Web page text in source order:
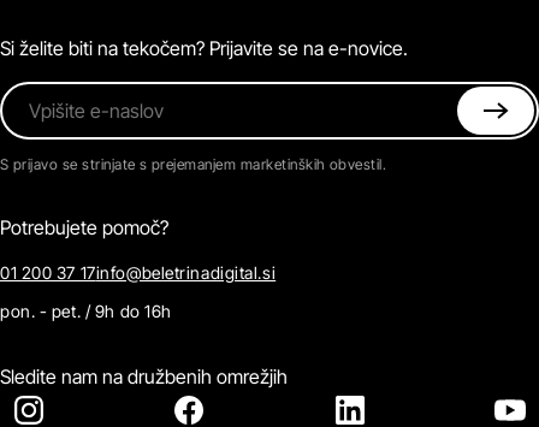
Kontaktirajte nas
Si želite biti na tekočem? Prijavite se na e-novice.
Vpišite e-naslov
S prijavo se strinjate s prejemanjem marketinških obvestil.
Potrebujete pomoč?
01 200 37 17info@beletrinadigital.si
pon. - pet. / 9h do 16h
Sledite nam na družbenih omrežjih